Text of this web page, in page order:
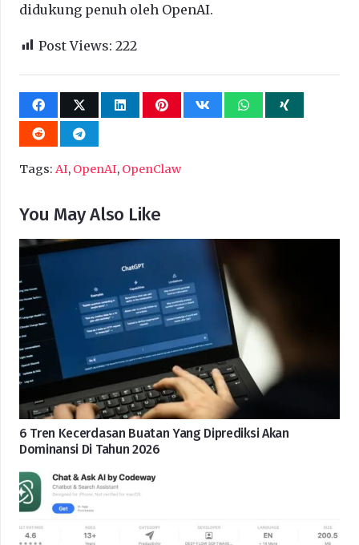
didukung penuh oleh OpenAI.
Post Views: 222
Tags: AI, OpenAI, OpenClaw
You May Also Like
6 Tren Kecerdasan Buatan Yang Diprediksi Akan
Dominansi Di Tahun 2026